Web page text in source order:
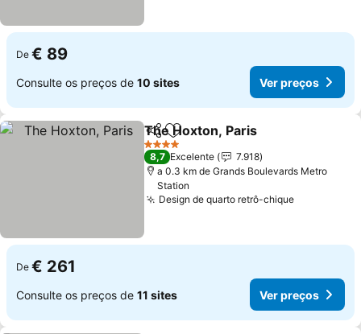
De € 89
Consulte os preços de 10 sites Ver preços
PartilharAdicionar aos favoritos
The Hoxton, Paris
4 Estrelas
8,7 Excelente
7.918
a 0.3 km de Grands Boulevards Metro
Station
Design de quarto retrô-chiqueVer preços
De € 261
Consulte os preços de 11 sites Ver preços